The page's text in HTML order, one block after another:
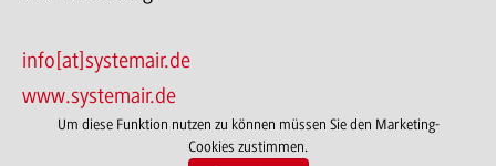
info[at]systemair.de
www.systemair.de
Um diese Funktion nutzen zu können müssen Sie den Marketing-
Cookies zustimmen.